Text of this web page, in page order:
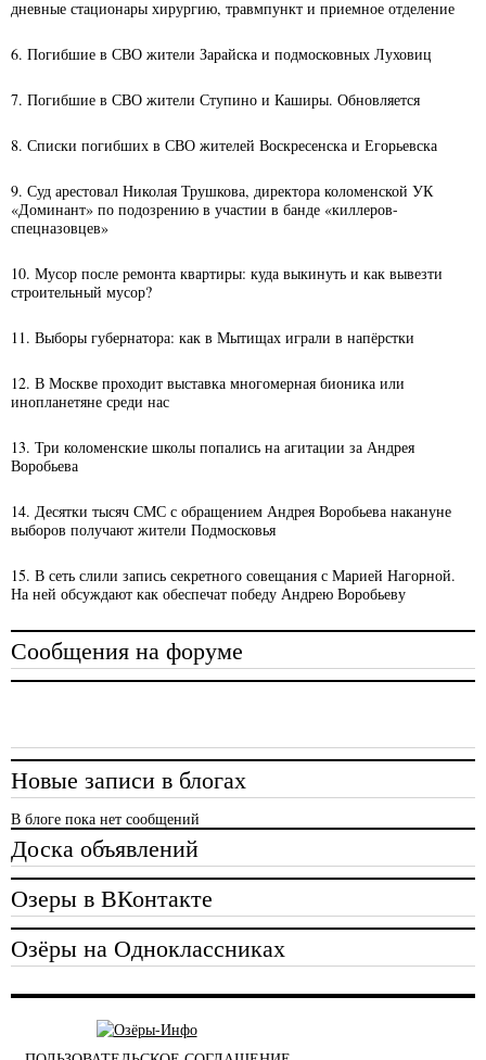
дневные стационары хирургию, травмпункт и приемное отделение
6. Погибшие в СВО жители Зарайска и подмосковных Луховиц
7. Погибшие в СВО жители Ступино и Каширы. Обновляется
8. Списки погибших в СВО жителей Воскресенска и Егорьевска
9. Суд арестовал Николая Трушкова, директора коломенской УК
«Доминант» по подозрению в участии в банде «киллеров-
спецназовцев»
10. Мусор после ремонта квартиры: куда выкинуть и как вывезти
строительный мусор?
11. Выборы губернатора: как в Мытищах играли в напёрстки
12. В Москве проходит выставка многомерная бионика или
инопланетяне среди нас
13. Три коломенские школы попались на агитации за Андрея
Воробьева
14. Десятки тысяч СМС с обращением Андрея Воробьева накануне
выборов получают жители Подмосковья
15. В сеть слили запись секретного совещания с Марией Нагорной.
На ней обсуждают как обеспечат победу Андрею Воробьеву
Сообщения на форуме
Новые записи в блогах
В блоге пока нет сообщений
Доска объявлений
Озеры в ВКонтакте
Озёры на Одноклассниках